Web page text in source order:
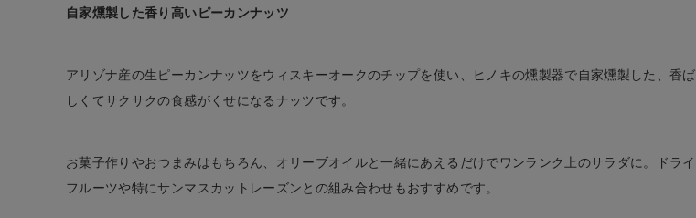
ナチュラル服
ファッション雑貨
食品
自家燻製した香り高いピーカンナッツ
アリゾナ産の生ピーカンナッツをウィスキーオークのチップを使い、ヒノキの燻製器で自家燻製した、香ば
しくてサクサクの食感がくせになるナッツです。
お菓子作りやおつまみはもちろん、オリーブオイルと一緒にあえるだけでワンランク上のサラダに。ドライ
フルーツや特にサンマスカットレーズンとの組み合わせもおすすめです。